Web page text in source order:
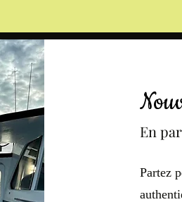
En
Partez